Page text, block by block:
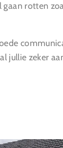
rotten
jullie zeker